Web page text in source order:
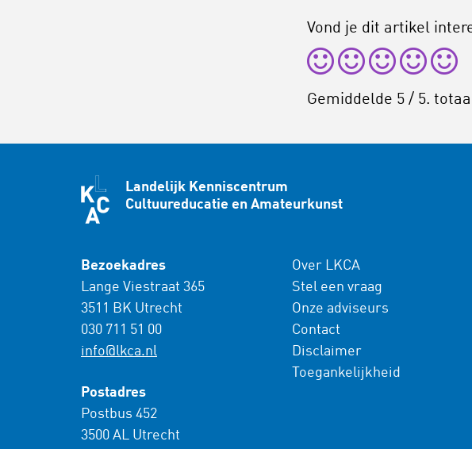
Vond je dit artikel
Gemiddelde 5 / 5.
Landelijk Kenniscentrum
Cultuureducatie en Amateurkunst
Bezoekadres
Lange Viestraat 365
3511 BK Utrecht
030 711 51 00
info@lkca.nl
Postadres
Postbus 452
3500 AL Utrecht
Over LKCA
Stel een vraag
Onze adviseurs
Contact
Disclaimer
Toegankelijkheid